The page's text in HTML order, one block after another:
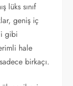
lüks sınıf
geniş iç
gibi
hale
birkaçı.